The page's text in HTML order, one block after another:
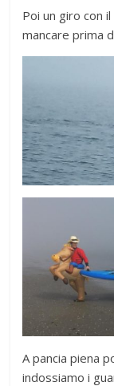
Poi un giro con
mancare prima
A pancia piena
indossiamo i